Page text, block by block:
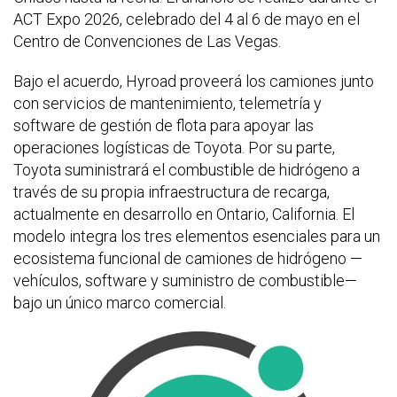
ACT Expo 2026, celebrado del 4 al 6 de mayo en el
Centro de Convenciones de Las Vegas.
Bajo el acuerdo, Hyroad proveerá los camiones junto
con servicios de mantenimiento, telemetría y
software de gestión de flota para apoyar las
operaciones logísticas de Toyota. Por su parte,
Toyota suministrará el combustible de hidrógeno a
través de su propia infraestructura de recarga,
actualmente en desarrollo en Ontario, California. El
modelo integra los tres elementos esenciales para un
ecosistema funcional de camiones de hidrógeno —
vehículos, software y suministro de combustible—
bajo un único marco comercial.